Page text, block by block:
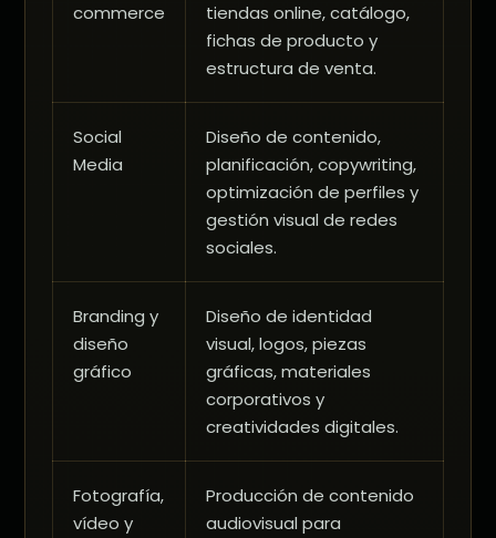
commerce
tiendas online, catálogo,
fichas de producto y
estructura de venta.
Social
Media
Diseño de contenido,
planificación, copywriting,
optimización de perfiles y
gestión visual de redes
sociales.
Branding y
diseño
gráfico
Diseño de identidad
visual, logos, piezas
gráficas, materiales
corporativos y
creatividades digitales.
Fotografía,
vídeo y
Producción de contenido
audiovisual para